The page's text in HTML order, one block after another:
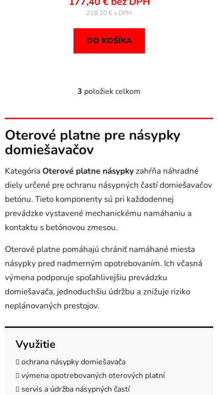
218,20 €
DO KOŠÍKA
O
l
d
i
e
p
r
v
k
v
p
i
s
3 položiek celkom
Oterové platne pre násypky
domiešavačov
Kategória Oterové platne násypky zahŕňa náhradné
diely určené pre ochranu násypných častí domiešavačov
betónu. Tieto komponenty sú pri každodennej
prevádzke vystavené mechanickému namáhaniu a
kontaktu s betónovou zmesou.
Oterové platne pomáhajú chrániť namáhané miesta
násypky pred nadmerným opotrebovaním. Ich včasná
výmena podporuje spoľahlivejšiu prevádzku
domiešavača, jednoduchšiu údržbu a znižuje riziko
neplánovaných prestojov.
Využitie
ochrana násypky domiešavača
výmena opotrebovaných oterových platní
servis a údržba násypných častí